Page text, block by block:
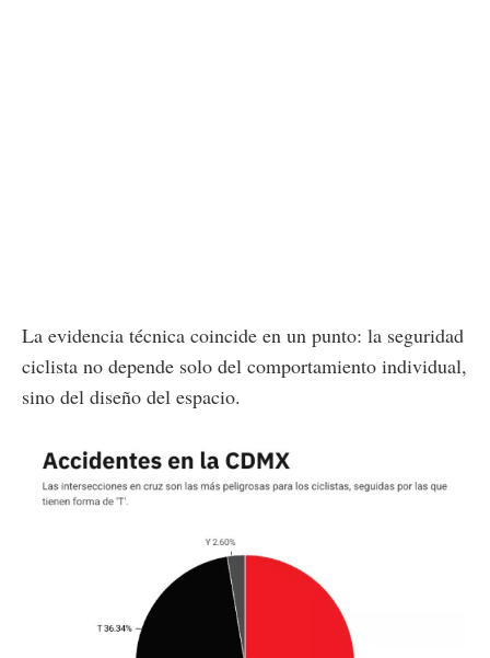
La evidencia técnica coincide en un punto: la seguridad
ciclista no depende solo del comportamiento individual,
sino del diseño del espacio.